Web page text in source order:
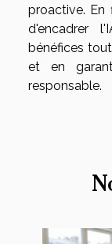
proactive.
d'encadrer
bénéfices
et en
responsable.